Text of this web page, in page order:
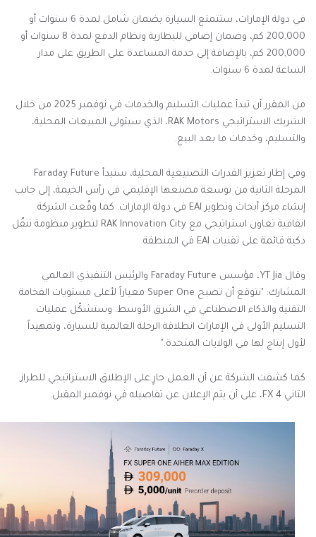
في دولة الإمارات، ستتمتع السيارة بضمان شامل لمدة 6 سنوات أو
200,000 كم، وضمان إضافي للبطارية ونظام الدفع لمدة 8 سنوات أو
200,000 كم، بالإضافة إلى خدمة المساعدة على الطريق على مدار
الساعة لمدة 6 سنوات.
من المقرر أن تبدأ عمليات التسليم والخدمات في نوفمبر 2025 من خلال
الشريك الاستراتيجي RAK Motors، الذي سيتولى المبيعات المحلية،
والتسليم، وخدمات ما بعد البيع.
وفي إطار تعزيز القدرات التصنيعية المحلية، ستبدأ Faraday Future
المرحلة الثانية من توسعة مصنعها الإقليمي في رأس الخيمة، إلى جانب
إنشاء مركز أبحاث وتطوير EAI في دولة الإمارات. كما وقّعت الشركة
اتفاقية تعاون استراتيجي مع RAK Innovation City لتطوير منظومة تنقّل
ذكية قائمة على تقنيات EAI في المنطقة.
وقال YT Jia، مؤسس Faraday Future والرئيس التنفيذي العالمي
المشارك: "نتوقع أن تصبح Super One معياراً لأعلى مستويات الفخامة
التقنية والذكاء الاصطناعي في الشرق الأوسط. وستشكّل عمليات
التسليم الأولى في الإمارات انطلاقة الرحلة العالمية للسيارة، وتمهيداً
لأول إنتاج لها في الولايات المتحدة."
كما كشفت الشركة عن أن العمل جارٍ على الإطلاق الاستراتيجي للطراز
الثاني FX 4، على أن يتم الإعلان عن تفاصيله في نوفمبر المقبل.